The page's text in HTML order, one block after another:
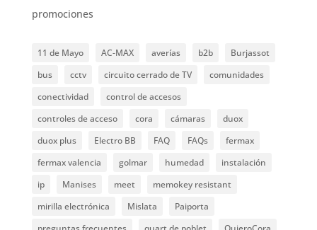
promociones
11 de Mayo AC-MAX averías b2b
Burjassot
bus
cctv circuito cerrado de TV
comunidades
conectividad
control de accesos
controles de acceso
cora cámaras
duox
duox plus
Electro BB FAQ FAQs
fermax
fermax valencia
golmar humedad
instalación
ip
Manises meet
memokey resistant
mirilla electrónica
Mislata
Paiporta